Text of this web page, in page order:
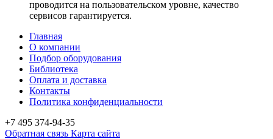
проводится на пользовательском уровне, качество
сервисов гарантируется.
Главная
О компании
Подбор оборудования
Библиотека
Оплата и доставка
Контакты
Политика конфиденциальности
+7 495 374-94-35
Обратная связь Карта сайта